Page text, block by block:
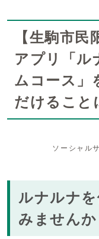
【生駒市
アプリ「ル
ムコース」
だけること
ソーシャル
ルナルナ
みませんか